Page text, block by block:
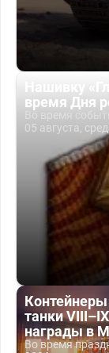
Нашивку
время Дня
Во время
05 августа,
танки
награды в
Во время